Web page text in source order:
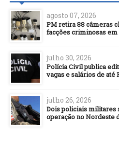
agosto 07, 2026
PM retira 88 câmeras
facções criminosas em
julho 30, 2026
Polícia Civil publica
vagas e salários de até
julho 26, 2026
Dois policiais militares
operação no Nordeste